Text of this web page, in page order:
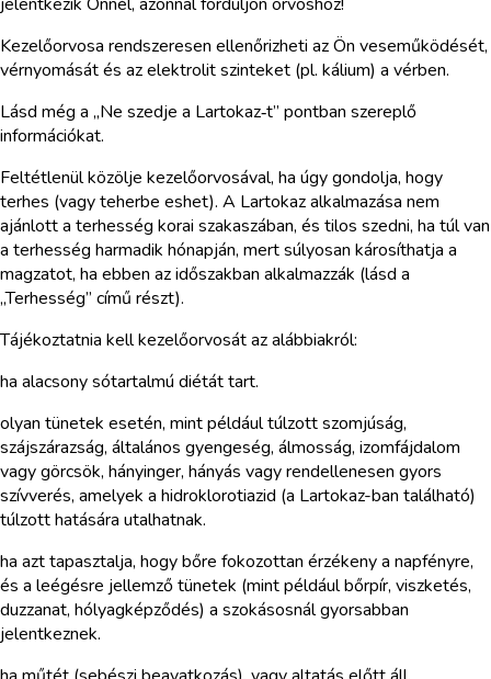
Kezelőorvosa rendszeresen ellenőrizheti az Ön veseműködését,
vérnyomását és az elektrolit szinteket (pl. kálium) a vérben.
Lásd még a „Ne szedje a Lartokaz‑t” pontban szereplő
információkat.
Feltétlenül közölje kezelőorvosával, ha úgy gondolja, hogy
terhes (vagy teherbe eshet). A Lartokaz alkalmazása nem
ajánlott a terhesség korai szakaszában, és tilos szedni, ha túl van
a terhesség harmadik hónapján, mert súlyosan károsíthatja a
magzatot, ha ebben az időszakban alkalmazzák (lásd a
„Terhesség” című részt).
Tájékoztatnia kell kezelőorvosát az alábbiakról:
ha alacsony sótartalmú diétát tart.
olyan tünetek esetén, mint például túlzott szomjúság,
szájszárazság, általános gyengeség, álmosság, izomfájdalom
vagy görcsök, hányinger, hányás vagy rendellenesen gyors
szívverés, amelyek a hidroklorotiazid (a Lartokaz-ban található)
túlzott hatására utalhatnak.
ha azt tapasztalja, hogy bőre fokozottan érzékeny a napfényre,
és a leégésre jellemző tünetek (mint például bőrpír, viszketés,
duzzanat, hólyagképződés) a szokásosnál gyorsabban
jelentkeznek.